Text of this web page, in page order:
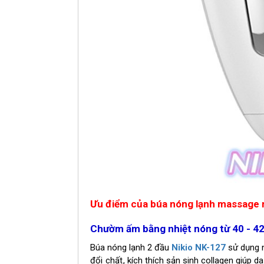
Ưu điểm của búa nóng lạnh massage
Chườm ấm bằng nhiệt nóng từ 40 -
Búa nóng lạnh 2 đầu Nikio NK-127 sử dụng
đổi chất, kích thích sản sinh collagen giúp